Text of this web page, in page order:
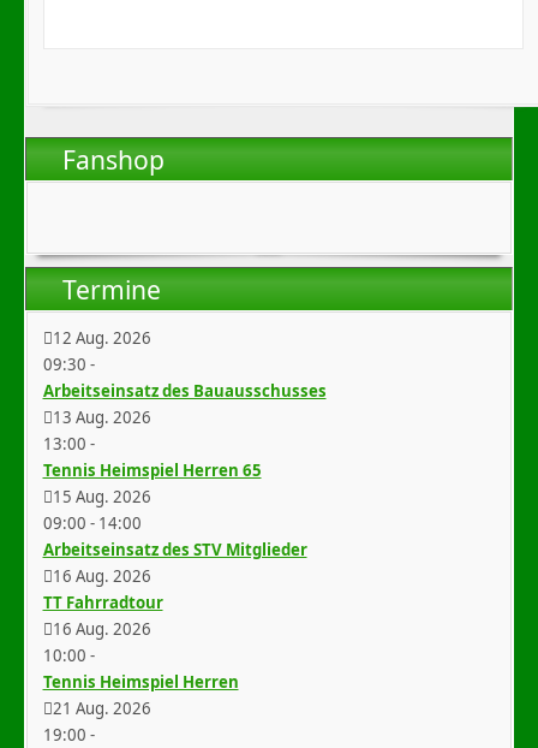
Fanshop
Termine
12 Aug. 2026
09:30 -
Arbeitseinsatz des Bauausschusses
13 Aug. 2026
13:00 -
Tennis Heimspiel Herren 65
15 Aug. 2026
09:00 - 14:00
Arbeitseinsatz des STV Mitglieder
16 Aug. 2026
TT Fahrradtour
16 Aug. 2026
10:00 -
Tennis Heimspiel Herren
21 Aug. 2026
19:00 -